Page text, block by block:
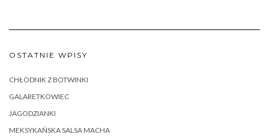
OSTATNIE WPISY
CHŁODNIK Z BOTWINKI
GALARETKOWIEC
JAGODZIANKI
MEKSYKAŃSKA SALSA MACHA